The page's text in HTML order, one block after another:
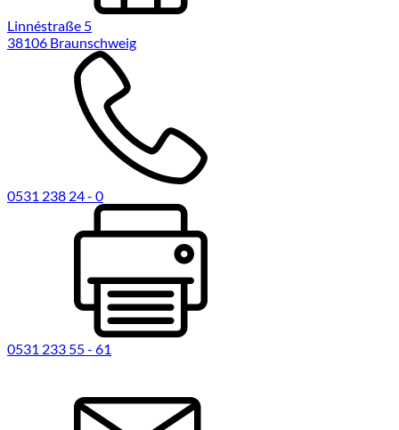
Linnéstraße 5
38106 Braunschweig
0531 238 24 - 0
0531 233 55 - 61